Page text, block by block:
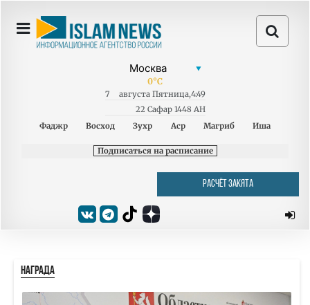
0°C
7 августа Пятница,4:49
22 Сафар 1448 AH
Фаджр
Восход Зухр Аср Магриб Иша
Подписаться на расписание
РАСЧЁТ ЗАКЯТА
НАГРАДА